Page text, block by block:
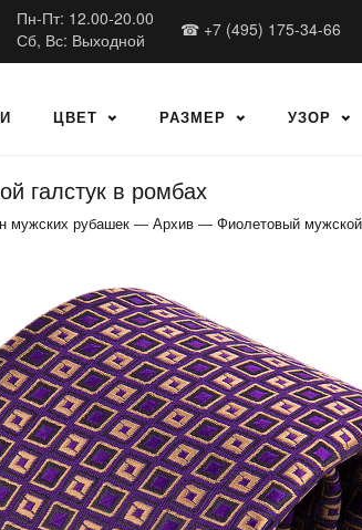
Пн-Пт: 12.00-20.00
Сб, Вс: Выходной
☎ +7 (495) 175-34-66
ЦВЕТ РАЗМЕР УЗОР
галстук в ромбах
мужских рубашек — Архив — Фиолетовый